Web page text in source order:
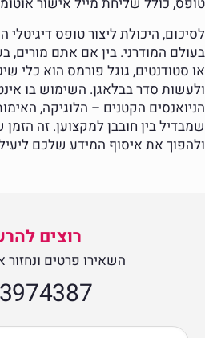
לסיכום, היכולת ליצור טופס
בעולם המודרני. בין אם אתם מורים,
או סטודנטים, גוגל פורמס הוא כלי
ולעשות סדר בבלאגן. השימוש בו
הניואנסים הקטנים – הלוגיקה,
שמבדיל בין חובבן למקצוען. זה
ולהפוך את איסוף המידע שלכם
רוצים
השאירו פרטים